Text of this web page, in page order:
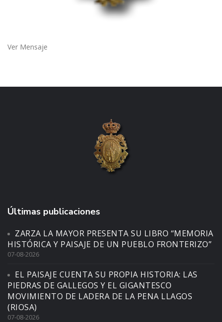
Ver Mensaje
Últimas publicaciones
ZARZA LA MAYOR PRESENTA SU LIBRO “MEMORIA
HISTÓRICA Y PAISAJE DE UN PUEBLO FRONTERIZO”
07-08-2026
EL PAISAJE CUENTA SU PROPIA HISTORIA: LAS
PIEDRAS DE GALLEGOS Y EL GIGANTESCO
MOVIMIENTO DE LADERA DE LA PENA LLAGOS
(RIOSA)
07-08-2026